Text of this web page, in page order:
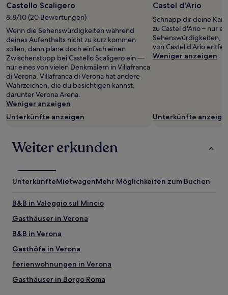
2 Erwachsenen
gefunden
wurde.
Preise
und
Verfügbarkeiten
können
sich
ändern.
Es
können
zusätzliche
Bedingungen
Castello Scaligero
8.8/10 (20 Bewertungen)
Wenn die Sehenswürdigkeiten während
deines Aufenthalts nicht zu kurz kommen
sollen, dann plane doch einfach einen
Zwischenstopp bei Castello Scaligero ein —
nur eines von vielen Denkmälern in Villafranca
di Verona. Villafranca di Verona hat andere
Wahrzeichen, die du besichtigen kannst,
darunter Verona Arena.
Weniger anzeigen
Unterkünfte anzeigen
Castel d'Ario
Schnapp dir deine
zu Castel d'Ario – nur
Sehenswürdigkeiten,
von Castel d'Ario
Weniger anzeigen
Unterkünfte
Weiter erkunden
UnterkünfteMietwagenMehr Möglichkeiten zum Buchen
B&B in Valeggio sul Mincio
Gasthäuser in Verona
B&B in Verona
Gasthöfe in Verona
Ferienwohnungen in Verona
Gasthäuser in Borgo Roma